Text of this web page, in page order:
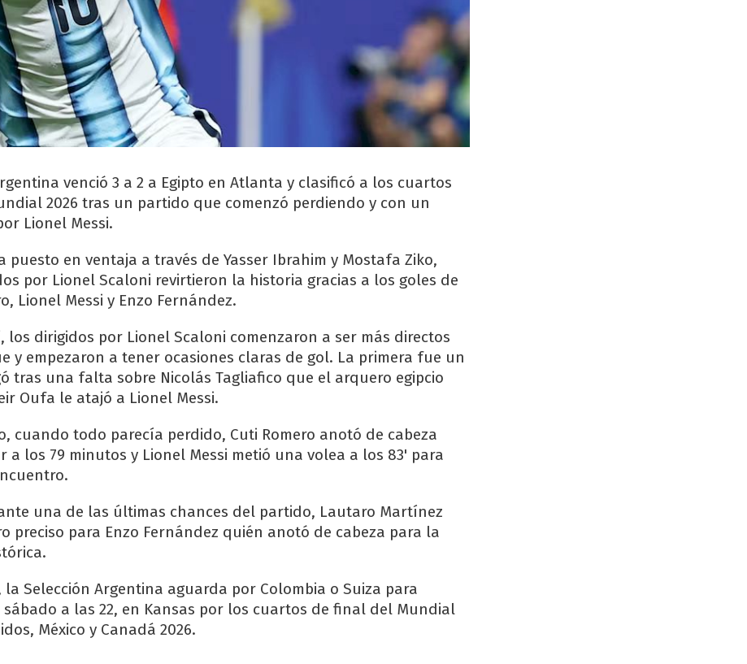
venció 3 a 2 a Egipto en Atlanta y clasificó a los cuartos
2026 tras un partido que comenzó perdiendo y con un
Lionel Messi.
puesto en ventaja a través de Yasser Ibrahim y Mostafa Ziko,
por Lionel Scaloni revirtieron la historia gracias a los goles de
Lionel Messi y Enzo Fernández.
dirigidos por Lionel Scaloni comenzaron a ser más directos
y empezaron a tener ocasiones claras de gol. La primera fue un
tras una falta sobre Nicolás Tagliafico que el arquero egipcio
Oufa le atajó a Lionel Messi.
cuando todo parecía perdido, Cuti Romero anotó de cabeza
a los 79 minutos y Lionel Messi metió una volea a los 83' para
una de las últimas chances del partido, Lautaro Martínez
preciso para Enzo Fernández quién anotó de cabeza para la
la Selección Argentina aguarda por Colombia o Suiza para
a las 22, en Kansas por los cuartos de final del Mundial
México y Canadá 2026.